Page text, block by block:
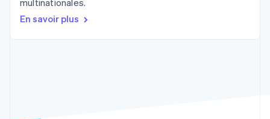
Découvrez les prochaines évolutions
Radar
Prévention de la fraude
multinationales.
En savoir plus